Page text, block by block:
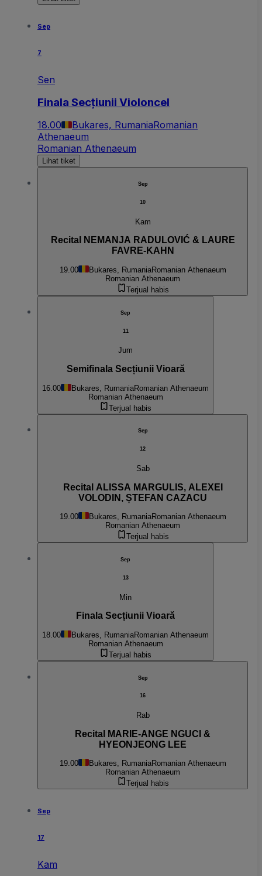
Sep
7
Sen
Finala Secțiunii Violoncel
18.00 Bukares, RumaniaRomanian
Athenaeum
Romanian Athenaeum
Lihat tiket
Sep
10
Kam
Recital NEMANJA RADULOVIĆ & LAURE
FAVRE-KAHN
19.00 Bukares, RumaniaRomanian Athenaeum
Romanian Athenaeum
Terjual habis
Sep
11
Jum
Semifinala Secțiunii Vioară
16.00 Bukares, RumaniaRomanian Athenaeum
Romanian Athenaeum
Terjual habis
Sep
12
Sab
Recital ALISSA MARGULIS, ALEXEI
VOLODIN, ȘTEFAN CAZACU
19.00 Bukares, RumaniaRomanian Athenaeum
Romanian Athenaeum
Terjual habis
Sep
13
Min
Finala Secțiunii Vioară
18.00 Bukares, RumaniaRomanian Athenaeum
Romanian Athenaeum
Terjual habis
Sep
16
Rab
Recital MARIE-ANGE NGUCI &
HYEONJEONG LEE
19.00 Bukares, RumaniaRomanian Athenaeum
Romanian Athenaeum
Terjual habis
Sep
17
Kam